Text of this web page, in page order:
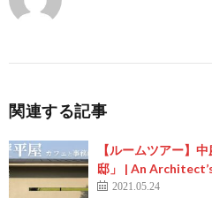
関連する記事
【ルームツアー】
邸」 | An
2021.05.24